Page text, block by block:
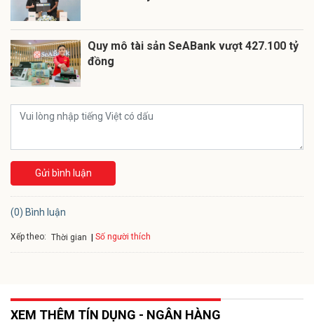
Quy mô tài sản SeABank vượt 427.100 tỷ
đồng
Gửi bình luận
(0) Bình luận
Xếp theo: Thời gian Số người thích
XEM THÊM TÍN DỤNG - NGÂN HÀNG